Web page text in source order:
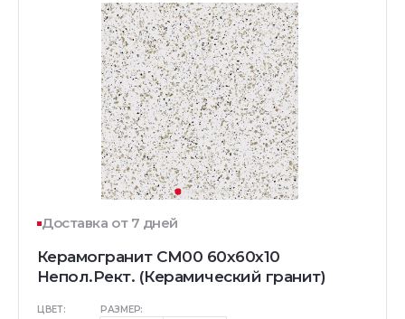
Доставка от 7 дней
Керамогранит CM00 60x60x10
Непол.Рект. (Керамический гранит)
ЦВЕТ: РАЗМЕР: